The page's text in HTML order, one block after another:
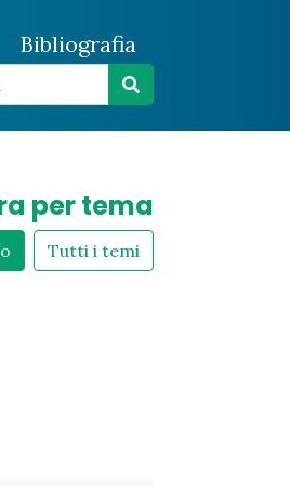
Bibliografia
per tema
Tutti i temi